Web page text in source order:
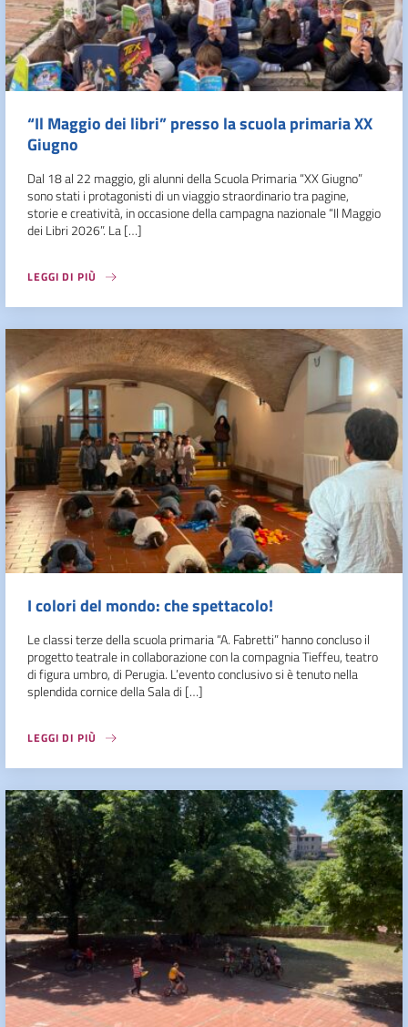
“Il Maggio dei libri” presso la scuola primaria XX
Giugno
Dal 18 al 22 maggio, gli alunni della Scuola Primaria “XX Giugno”
sono stati i protagonisti di un viaggio straordinario tra pagine,
storie e creatività, in occasione della campagna nazionale “Il Maggio
dei Libri 2026”. La […]
LEGGI DI PIÙ
I colori del mondo: che spettacolo!
Le classi terze della scuola primaria “A. Fabretti” hanno concluso il
progetto teatrale in collaborazione con la compagnia Tieffeu, teatro
di figura umbro, di Perugia. L’evento conclusivo si è tenuto nella
splendida cornice della Sala di […]
LEGGI DI PIÙ